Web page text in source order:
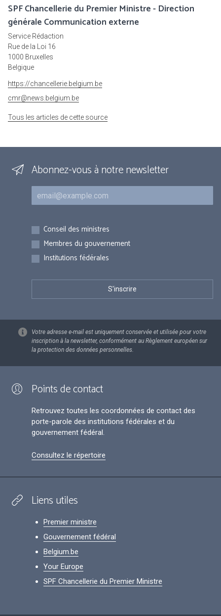
SPF Chancellerie du Premier Ministre - Direction
générale Communication externe
Service Rédaction
Rue de la Loi 16
1000 Bruxelles
Belgique
https://chancellerie.belgium.be
cmr@news.belgium.be
Tous les articles de cette source
Abonnez-vous à notre newsletter
Courriel
Inscriptions
Conseil des ministres
Membres du gouvernement
Institutions fédérales
Votre adresse e-mail est uniquement conservée et utilisée pour votre
inscription à la newsletter, conformément au Règlement européen sur
la protection des données personnelles.
Points de contact
Retrouvez toutes les coordonnées de contact des
porte-parole des institutions fédérales et du
gouvernement fédéral.
Consultez le répertoire
Liens utiles
Premier ministre
Gouvernement fédéral
Belgium.be
Your Europe
SPF Chancellerie du Premier Ministre